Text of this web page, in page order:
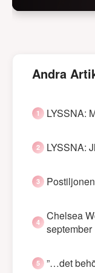
Andra
LYSSNA:
LYSSNA:
Chelsea
september
”…det